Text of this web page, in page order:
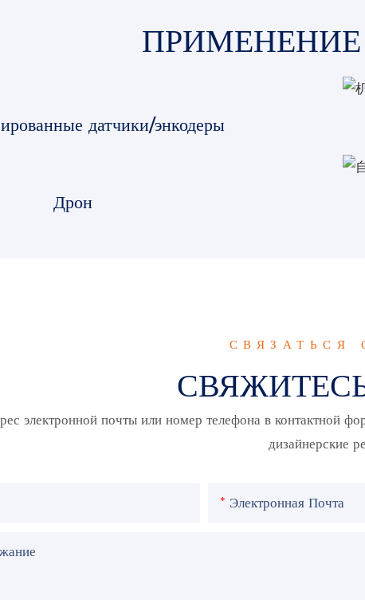
датчики/энкодеры
Дрон
СВЯЗАТЬСЯ
электронной почты или номер телефона в контактной
дизайнерские
Электронная Почта